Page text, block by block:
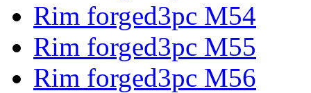
Rim forged3pc M54
Rim forged3pc M55
Rim forged3pc M56